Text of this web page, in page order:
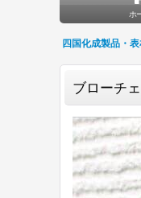
ホ
四国化成製品・
ブローチ